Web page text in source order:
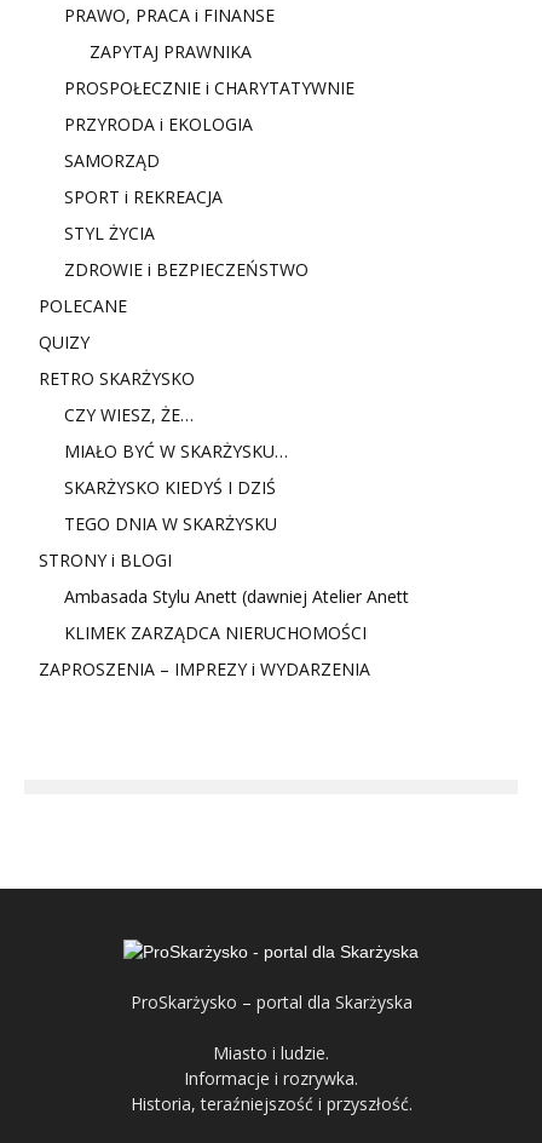
PRAWO, PRACA i FINANSE
ZAPYTAJ PRAWNIKA
PROSPOŁECZNIE i CHARYTATYWNIE
PRZYRODA i EKOLOGIA
SAMORZĄD
SPORT i REKREACJA
STYL ŻYCIA
ZDROWIE i BEZPIECZEŃSTWO
POLECANE
QUIZY
RETRO SKARŻYSKO
CZY WIESZ, ŻE…
MIAŁO BYĆ W SKARŻYSKU…
SKARŻYSKO KIEDYŚ I DZIŚ
TEGO DNIA W SKARŻYSKU
STRONY i BLOGI
Ambasada Stylu Anett (dawniej Atelier Anett
KLIMEK ZARZĄDCA NIERUCHOMOŚCI
ZAPROSZENIA – IMPREZY i WYDARZENIA
ProSkarżysko – portal dla Skarżyska
Miasto i ludzie.
Informacje i rozrywka.
Historia, teraźniejszość i przyszłość.